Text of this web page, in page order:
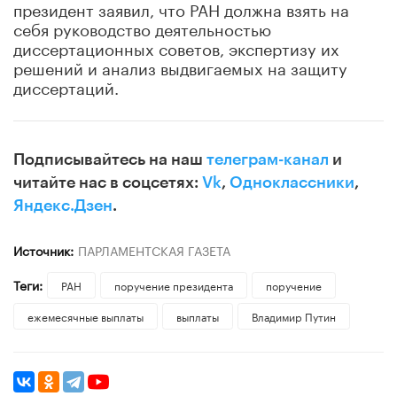
президент заявил, что РАН должна взять на
себя руководство деятельностью
диссертационных советов, экспертизу их
решений и анализ выдвигаемых на защиту
диссертаций.
Подписывайтесь на наш телеграм-канал и
читайте нас в соцсетях: Vk, Одноклассники,
Яндекс.Дзен.
Источник: ПАРЛАМЕНТСКАЯ ГАЗЕТА
Теги:
РАН поручение президента
поручение
ежемесячные выплаты
выплаты Владимир Путин